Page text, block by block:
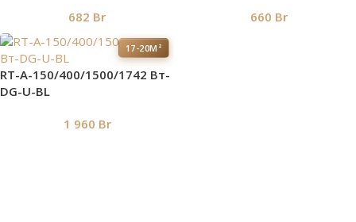
682 Br 660 Br
17-20М²
RT-A-150/400/1500/1742 Вт-
DG-U-BL
1 960 Br